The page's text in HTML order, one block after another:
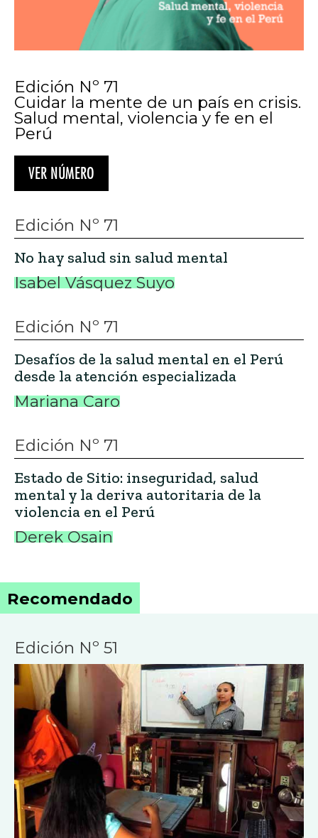
Edición Nº 71
Cuidar la mente de un país en crisis.
Salud mental, violencia y fe en el
Perú
VER NÚMERO
Edición Nº 71
No hay salud sin salud mental
Isabel Vásquez Suyo
Edición Nº 71
Desafíos de la salud mental en el Perú
desde la atención especializada
Mariana Caro
Edición Nº 71
Estado de Sitio: inseguridad, salud
mental y la deriva autoritaria de la
violencia en el Perú
Derek Osain
Recomendado
Edición Nº 51